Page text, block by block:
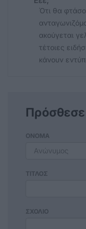
Ότι θα
ακούγεται
τέτοιες
κάνουν
ΟΝΟΜΑ
ΤΙΤΛΟΣ
ΣΧΟΛΙΟ